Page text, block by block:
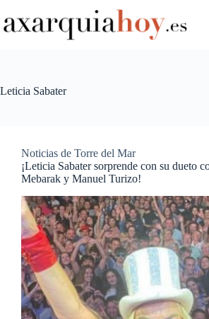
al
contenido
Leticia Sabater
Noticias de Torre del Mar
¡Leticia Sabater sorprende con su dueto
Mebarak y Manuel Turizo!